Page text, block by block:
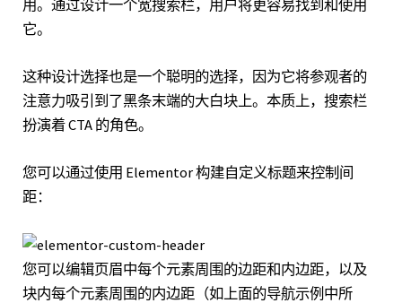
用。通过设计一个宽搜索栏，用户将更容易找到和使用
它。
这种设计选择也是一个聪明的选择，因为它将参观者的
注意力吸引到了黑条末端的大白块上。本质上，搜索栏
扮演着 CTA 的角色。
您可以通过使用 Elementor 构建自定义标题来控制间
距：
您可以编辑页眉中每个元素周围的边距和内边距，以及
块内每个元素周围的内边距（如上面的导航示例中所